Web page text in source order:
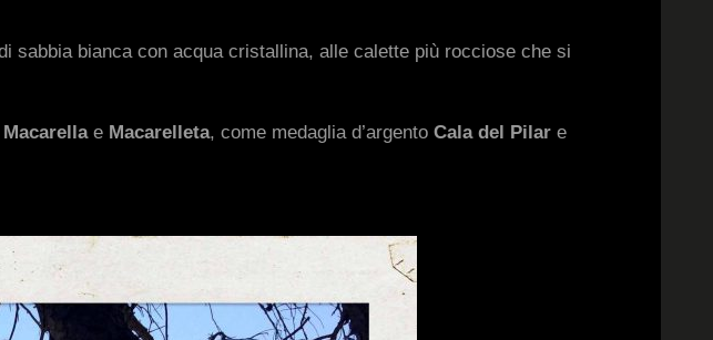
sabbia bianca con acqua cristallina, alle calette più rocciose che si
Macarellae Macarelleta, come medaglia d’argentoCala del Pilar e